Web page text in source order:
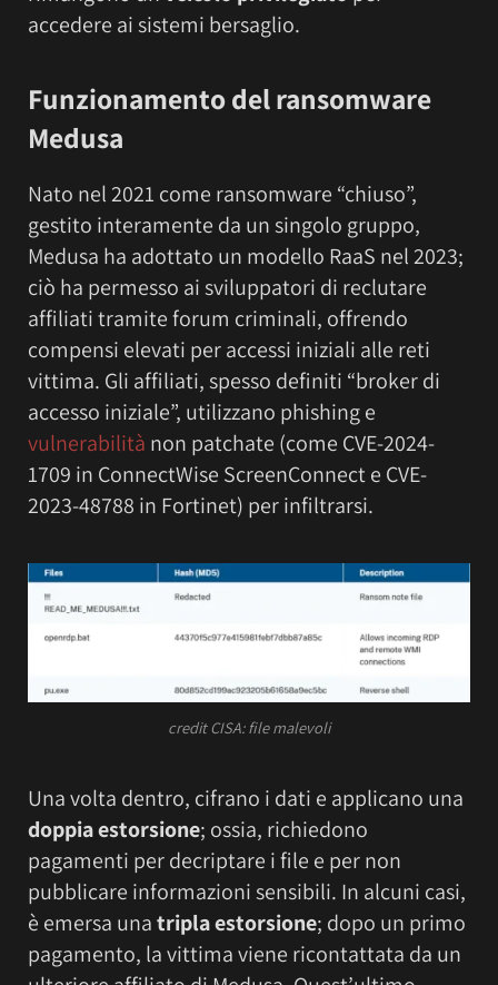
accedere ai sistemi bersaglio.
Funzionamento del ransomware
Medusa
Nato nel 2021 come ransomware “chiuso”,
gestito interamente da un singolo gruppo,
Medusa ha adottato un modello RaaS nel 2023;
ciò ha permesso ai sviluppatori di reclutare
affiliati tramite forum criminali, offrendo
compensi elevati per accessi iniziali alle reti
vittima. Gli affiliati, spesso definiti “broker di
accesso iniziale”, utilizzano phishing e
vulnerabilità non patchate (come CVE-2024-
1709 in ConnectWise ScreenConnect e CVE-
2023-48788 in Fortinet) per infiltrarsi.
credit CISA: file malevoli
Una volta dentro, cifrano i dati e applicano una
doppia estorsione; ossia, richiedono
pagamenti per decriptare i file e per non
pubblicare informazioni sensibili. In alcuni casi,
è emersa unatripla estorsione; dopo un primo
pagamento, la vittima viene ricontattata da un